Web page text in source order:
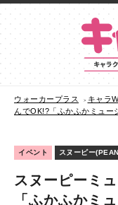
ウォーカープラス キャラ
んでOK!?「ふかふかミュー
イベント スヌーピー
スヌーピーミ
「ふかふかミ